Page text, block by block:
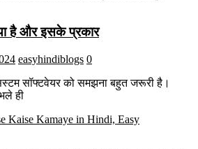
है और इसके प्रकार
easyhindiblogs 0
सॉफ्टवेयर को समझना बहुत जरूरी है।
ही